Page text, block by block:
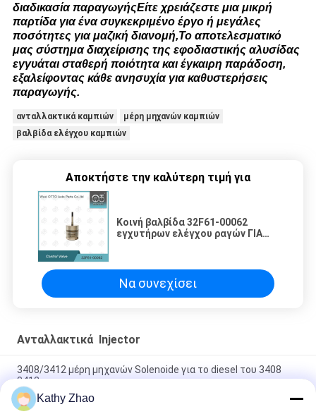
διαδικασία παραγωγήςΕίτε χρειάζεστε μια μικρή
παρτίδα για ένα συγκεκριμένο έργο ή μεγάλες
ποσότητες για μαζική διανομή,Το αποτελεσματικό
μας σύστημα διαχείρισης της εφοδιαστικής αλυσίδας
εγγυάται σταθερή ποιότητα και έγκαιρη παράδοση,
εξαλείφοντας κάθε ανησυχία για καθυστερήσεις
παραγωγής.
ανταλλακτικά καμπιών
μέρη μηχανών καμπιών
βαλβίδα ελέγχου καμπιών
Αποκτήστε την καλύτερη τιμή για
Κοινή βαλβίδα 32F61-00062
εγχυτήρων ελέγχου ραγών ΓΙΑ
Να συνεχίσει
Ανταλλακτικά Injector
3408/3412 μέρη μηχανών Solenoide για το diesel του 3408
3412
Κοινά μέρη 3178021/ΓΑΤΑ 291-5919 - 2P007695/ΓΆΤΑ 295-
Kathy Zhao